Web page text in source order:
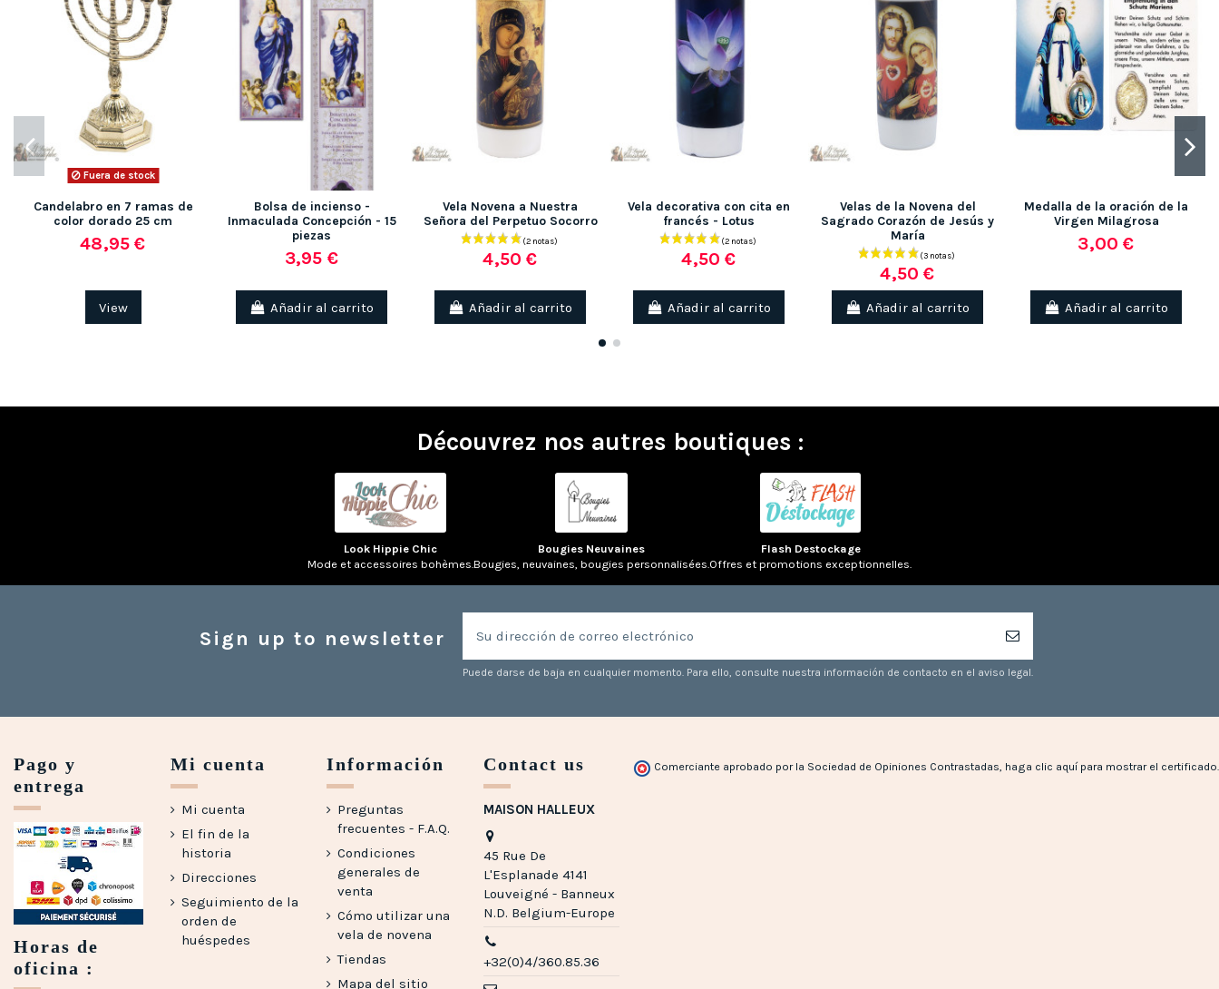
(5 notas)
Fuera de stock
Candelabro en 7 ramas de
color dorado 25 cm
48,95 €
View
Bolsa de incienso -
Inmaculada Concepción - 15
piezas
3,95 €
Añadir al carrito
Vela Novena a Nuestra
Señora del Perpetuo Socorro
4,50 €
Añadir al carrito
Vela decorativa con cita en
francés - Lotus
4,50 €
Añadir al carrito
Velas de la Novena del
Sagrado Corazón de Jesús y
María
4,50 €
Añadir al carrito
Medalla de la oración de la
Virgen Milagrosa
3,00 €
Añadir al carrito
Découvrez nos autres boutiques :
Look Hippie Chic
Mode et accessoires bohèmes.
Bougies Neuvaines
Bougies, neuvaines, bougies personnalisées.
Flash Destockage
Offres et promotions exceptionnelles.
Sign up to newsletter
Puede darse de baja en cualquier momento. Para ello, consulte nuestra información de contacto en el aviso legal.
Pago y
entrega
Horas de
oficina :
Mi cuenta
Mi cuenta
El fin de la
historia
Direcciones
Seguimiento de la
orden de
huéspedes
Información
Preguntas
frecuentes - F.A.Q.
Condiciones
generales de
venta
Cómo utilizar una
vela de novena
Tiendas
Mapa del sitio
Contact us
MAISON HALLEUX
45 Rue De
L'Esplanade 4141
Louveigné - Banneux
N.D. Belgium-Europe
+32(0)4/360.85.36
Comerciante aprobado por la Sociedad de Opiniones Contrastadas, haga clic aquí para mostrar el certificado.